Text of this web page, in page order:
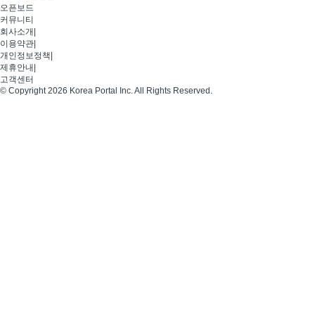
오픈보드
커뮤니티
회사소개
이용약관
개인정보정책
제휴안내
고객센터
© Copyright 2026 Korea Portal Inc. All Rights Reserved.